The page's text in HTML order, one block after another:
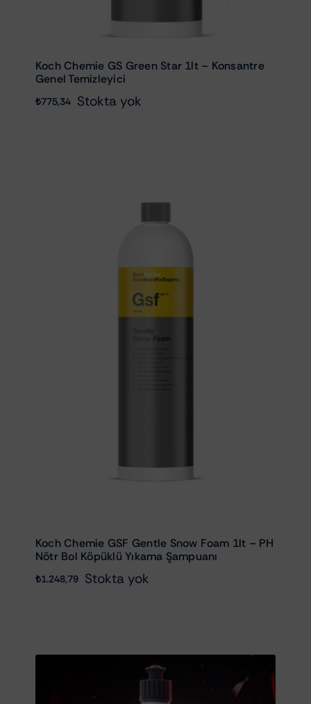
Koch Chemie GS Green Star 1lt – Konsantre
Genel Temizleyici
₺775,34 Stokta yok
Koch Chemie GSF Gentle Snow Foam 1lt – PH
Nötr Bol Köpüklü Yıkama Şampuanı
₺1.248,79 Stokta yok